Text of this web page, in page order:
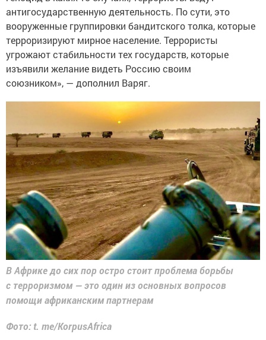
антигосударственную деятельность. По сути, это
вооруженные группировки бандитского толка, которые
терроризируют мирное население. Террористы
угрожают стабильности тех государств, которые
изъявили желание видеть Россию своим
союзником», — дополнил Варяг.
В Африке до сих пор остро стоит проблема борьбы
с терроризмом — это один из основных вопросов
помощи африканским партнерам
Фото: t. me/KorpusAfrica